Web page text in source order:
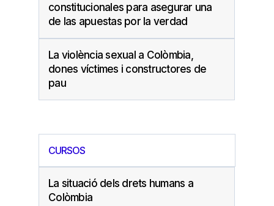
constitucionales para asegurar una
de las apuestas por la verdad
La violència sexual a Colòmbia,
dones víctimes i constructores de
pau
CURSOS
La situació dels drets humans a
Colòmbia